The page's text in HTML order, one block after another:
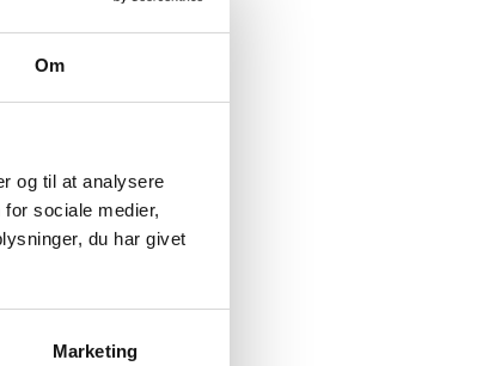
Om
og til at analysere
sociale medier,
du har givet
Marketing